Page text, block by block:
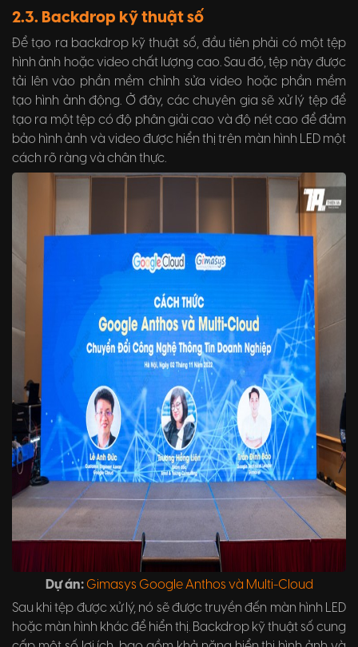
2.3. Backdrop kỹ thuật số
Để tạo ra backdrop kỹ thuật số, đầu tiên phải có một tệp
hình ảnh hoặc video chất lượng cao. Sau đó, tệp này được
tải lên vào phần mềm chỉnh sửa video hoặc phần mềm
tạo hình ảnh động. Ở đây, các chuyên gia sẽ xử lý tệp để
tạo ra một tệp có độ phân giải cao và độ nét cao để đảm
bảo hình ảnh và video được hiển thị trên màn hình LED một
cách rõ ràng và chân thực.
Dự án: Gimasys Google Anthos và Multi-Cloud
Sau khi tệp được xử lý, nó sẽ được truyền đến màn hình LED
hoặc màn hình khác để hiển thị. Backdrop kỹ thuật số cung